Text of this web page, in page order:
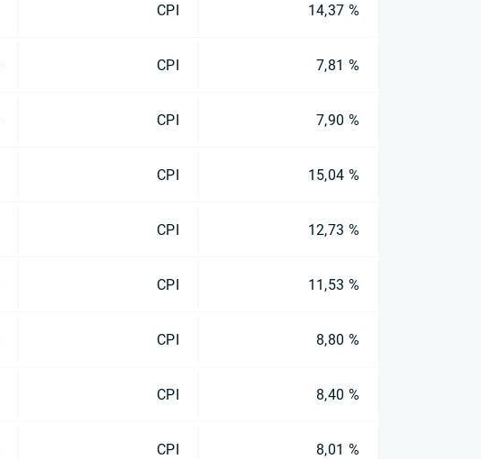
CPI 14,37 %
CPI 7,81 %
CPI 7,90 %
CPI 15,04 %
CPI 12,73 %
CPI 11,53 %
CPI 8,80 %
CPI 8,40 %
CPI 8,01 %